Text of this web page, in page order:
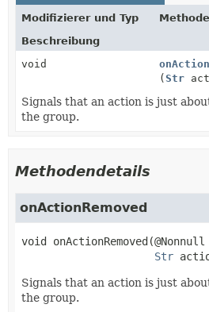
Modifizierer und Typ
Methode
Beschreibung
void
(Str
Signals that an action is just
the group.
Methodendetails
onActionRemoved
void onActionRemoved(@Nonnull
Str
Signals that an action is just
the group.